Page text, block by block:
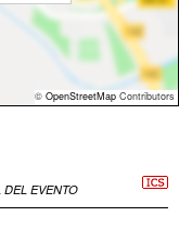
© OpenStreetMap Contributors
EVENTO